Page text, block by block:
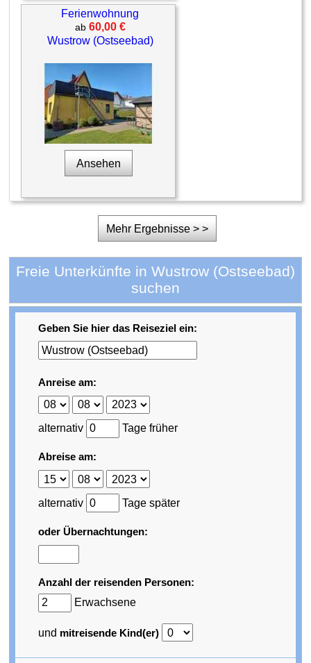
Ferienwohnung
ab 60,00 €
Wustrow (Ostseebad)
Ansehen
Mehr Ergebnisse > >
Freie Unterkünfte in Wustrow (Ostseebad)
suchen
Geben Sie hier das Reiseziel ein:
Anreise am:
alternativ Tage früher
Abreise am:
alternativ Tage später
oder Übernachtungen:
Anzahl der reisenden Personen:
Erwachsene
und mitreisende Kind(er)